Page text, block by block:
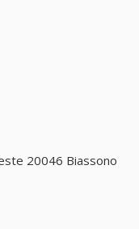
20046 Biassono